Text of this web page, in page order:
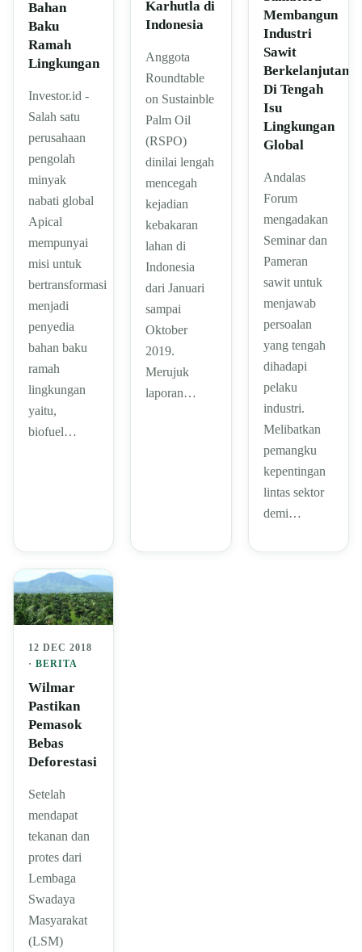
Bahan
Baku
Ramah
Lingkungan
Investor.id -
Salah satu
perusahaan
pengolah
minyak
nabati global
Apical
mempunyai
misi untuk
bertransformasi
menjadi
penyedia
bahan baku
ramah
lingkungan
yaitu,
biofuel…
Karhutla di
Indonesia
Anggota
Roundtable
on Sustainble
Palm Oil
(RSPO)
dinilai lengah
mencegah
kejadian
kebakaran
lahan di
Indonesia
dari Januari
sampai
Oktober
2019.
Merujuk
laporan…
Membangun
Industri
Sawit
Berkelanjutan
Di Tengah
Isu
Lingkungan
Global
Andalas
Forum
mengadakan
Seminar dan
Pameran
sawit untuk
menjawab
persoalan
yang tengah
dihadapi
pelaku
industri.
Melibatkan
pemangku
kepentingan
lintas sektor
demi…
12 DEC 2018
· BERITA
Wilmar
Pastikan
Pemasok
Bebas
Deforestasi
Setelah
mendapat
tekanan dan
protes dari
Lembaga
Swadaya
Masyarakat
(LSM)